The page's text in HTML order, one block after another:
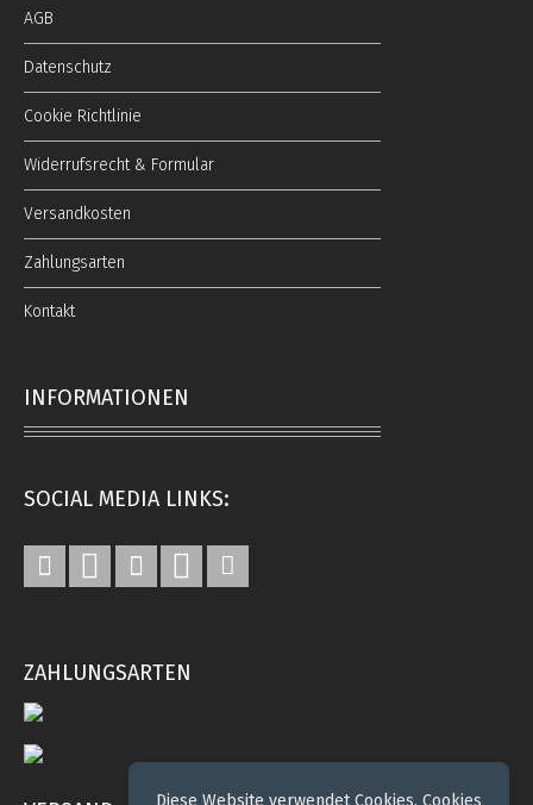
Diese Website verwendet Cookies. Cookies
AGB
Datenschutz
Cookie Richtlinie
Widerrufsrecht & Formular
Versandkosten
Zahlungsarten
Kontakt
INFORMATIONEN
SOCIAL MEDIA LINKS:
ZAHLUNGSARTEN